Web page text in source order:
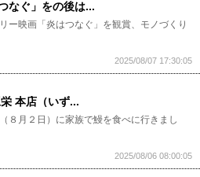
なぐ」をの後は...
ー映画「炎はつなぐ」を観賞、モノづくり
2025/08/07 17:30:05
本店（いず...
８月２日）に家族で鰻を食べに行きまし
2025/08/06 08:00:05